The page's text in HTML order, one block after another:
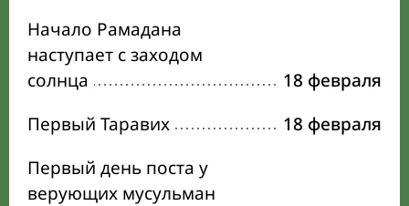
Начало Рамадана
наступает с заходом
солнца
18 февраля
Первый Таравих
18 февраля
Первый день поста у
верующих мусульман